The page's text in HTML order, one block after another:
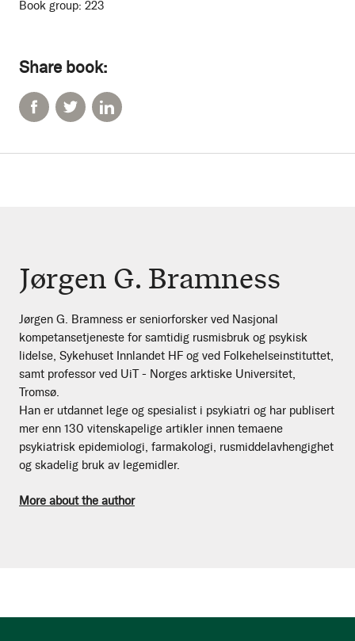
Share book:
Book group: 223
Jørgen G. Bramness
Jørgen G. Bramness er seniorforsker ved Nasjonal
kompetansetjeneste for samtidig rusmisbruk og psykisk
lidelse, Sykehuset Innlandet HF og ved Folkehelseinstituttet,
samt professor ved UiT - Norges arktiske Universitet,
Tromsø.
Han er utdannet lege og spesialist i psykiatri og har publisert
mer enn 130 vitenskapelige artikler innen temaene
psykiatrisk epidemiologi, farmakologi, rusmiddelavhengighet
og skadelig bruk av legemidler.
More about the author